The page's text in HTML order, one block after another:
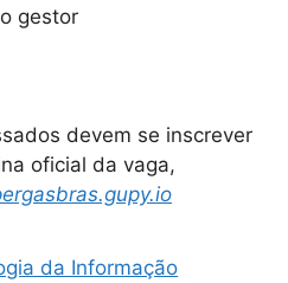
gestor
devem se inscrever
oficial da vaga,
da Informação